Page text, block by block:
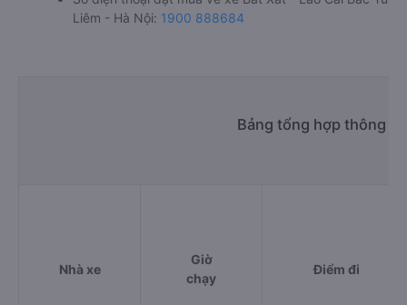
Liêm - Hà Nội: 1900 888684
Bảng tổng hợp thông
Nhà xe
Giờ
chạy
Điểm đi